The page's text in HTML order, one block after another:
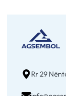
Rr 29